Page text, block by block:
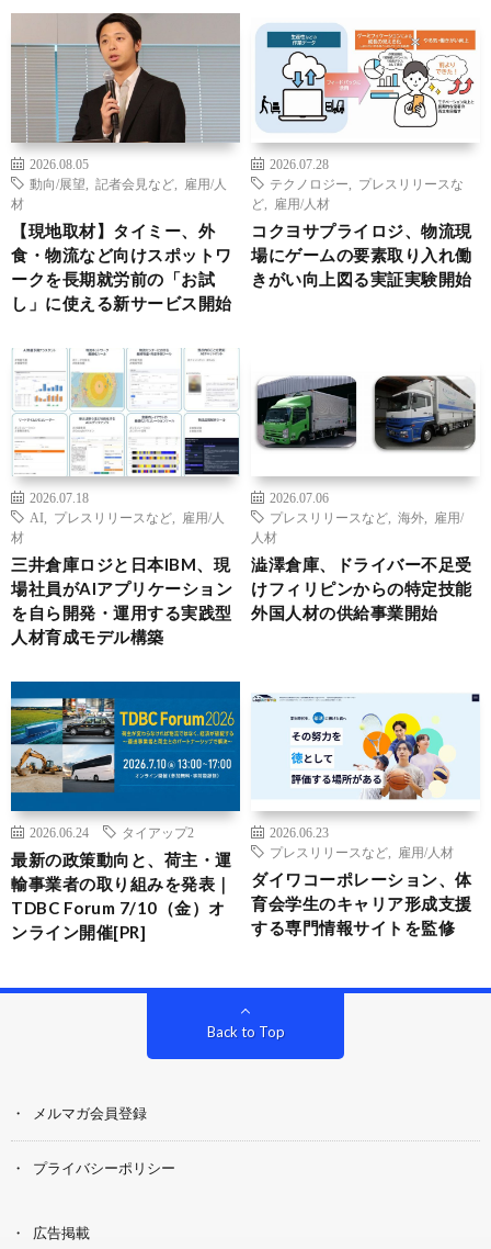
2026.08.05
動向/展望
記者会見など
雇用/人
材
【現地取材】タイミー、外
食・物流など向けスポットワ
ークを長期就労前の「お試
し」に使える新サービス開始
2026.07.28
テクノロジー
プレスリリースな
ど
雇用/人材
コクヨサプライロジ、物流現
場にゲームの要素取り入れ働
きがい向上図る実証実験開始
2026.07.18
AI
プレスリリースなど
雇用/人
材
三井倉庫ロジと日本IBM、現
場社員がAIアプリケーション
を自ら開発・運用する実践型
人材育成モデル構築
2026.07.06
プレスリリースなど
海外
雇用/
人材
澁澤倉庫、ドライバー不足受
けフィリピンからの特定技能
外国人材の供給事業開始
2026.06.24 タイアップ2
最新の政策動向と、荷主・運
輸事業者の取り組みを発表｜
TDBC Forum 7/10（金）オ
ンライン開催[PR]
2026.06.23
プレスリリースなど
雇用/人材
ダイワコーポレーション、体
育会学生のキャリア形成支援
する専門情報サイトを監修
Back to Top
メルマガ会員登録
プライバシーポリシー
広告掲載